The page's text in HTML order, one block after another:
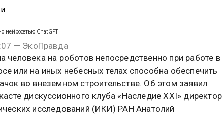
нейросетью ChatGPT
— ЭкоПравда
человека на роботов непосредственно при работе в
или на иных небесных телах способна обеспечить
во внеземном строительстве. Об этом заявил
дискуссионного клуба «Наследие XXI» директор
исследований (ИКИ) РАН Анатолий